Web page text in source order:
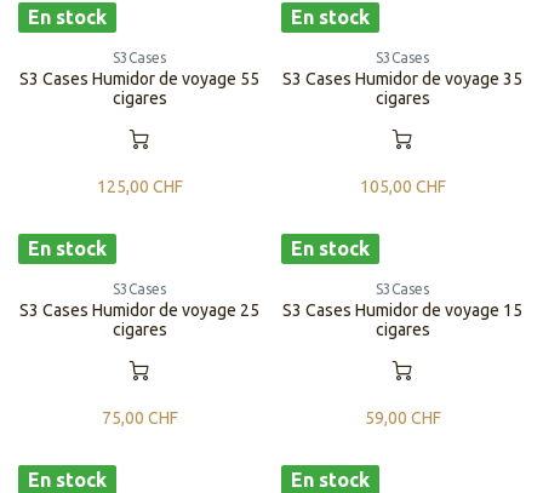
En stock
S3Cases
S3 Cases Humidor de voyage 55
cigares
125,00 CHF
En stock
S3Cases
S3 Cases Humidor de voyage 35
cigares
105,00 CHF
En stock
S3Cases
S3 Cases Humidor de voyage 25
cigares
75,00 CHF
En stock
S3Cases
S3 Cases Humidor de voyage 15
cigares
59,00 CHF
En stock En stock